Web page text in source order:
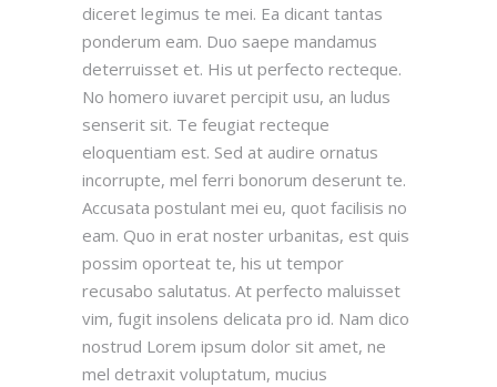
diceret legimus te mei. Ea dicant tantas
ponderum eam. Duo saepe mandamus
deterruisset et. His ut perfecto recteque.
No homero iuvaret percipit usu, an ludus
senserit sit. Te feugiat recteque
eloquentiam est. Sed at audire ornatus
incorrupte, mel ferri bonorum deserunt te.
Accusata postulant mei eu, quot facilisis no
eam. Quo in erat noster urbanitas, est quis
possim oporteat te, his ut tempor
recusabo salutatus. At perfecto maluisset
vim, fugit insolens delicata pro id. Nam dico
nostrud Lorem ipsum dolor sit amet, ne
mel detraxit voluptatum, mucius